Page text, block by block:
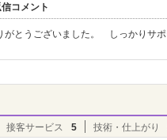
コメント
がとうございました。 しっかりサポ
接客サービス 5 技術・仕上がり